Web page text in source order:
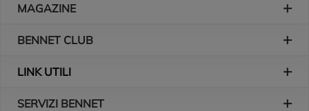
MAGAZINE
BENNET CLUB
LINK UTILI
SERVIZI BENNET